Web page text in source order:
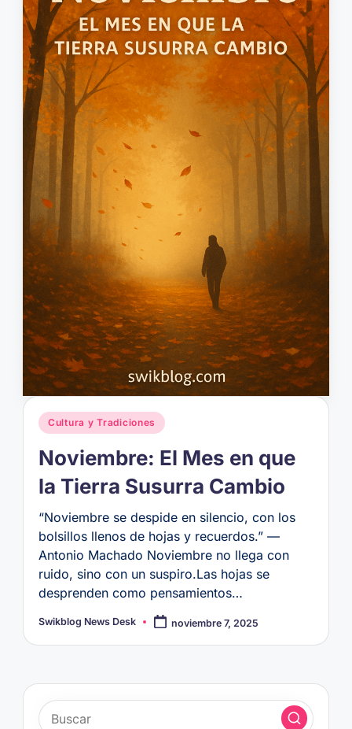
Publicado
en
Cultura y Tradiciones
Noviembre: El Mes en que
la Tierra Susurra Cambio
“Noviembre se despide en silencio, con los
bolsillos llenos de hojas y recuerdos.” —
Antonio Machado Noviembre no llega con
ruido, sino con un suspiro.Las hojas se
desprenden como pensamientos…
Publicado
Swikblog News Desk noviembre 7, 2025